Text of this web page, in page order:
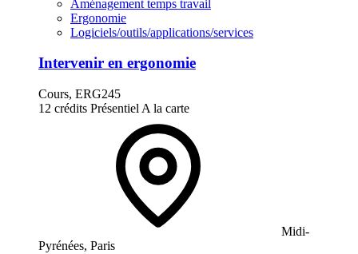
Aménagement temps travail
Ergonomie
Logiciels/outils/applications/services
Intervenir en ergonomie
Cours, ERG245
12 crédits Présentiel A la carte
Midi-
Pyrénées, Paris